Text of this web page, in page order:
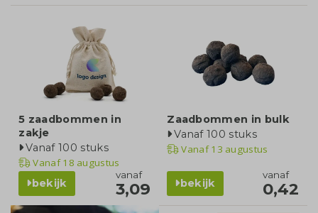
5 zaadbommen in
zakje
Vanaf 100 stuks
Vanaf18 augustus
bekijk
vanaf
3,09
Zaadbommen in bulk
Vanaf 100 stuks
Vanaf13 augustus
bekijk
vanaf
0,42